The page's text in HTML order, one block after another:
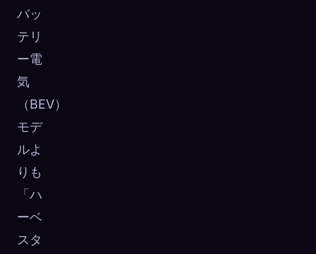
バッ
テリ
ー電
気
（BEV）
モデ
ルよ
りも
「ハ
ーベ
スタ